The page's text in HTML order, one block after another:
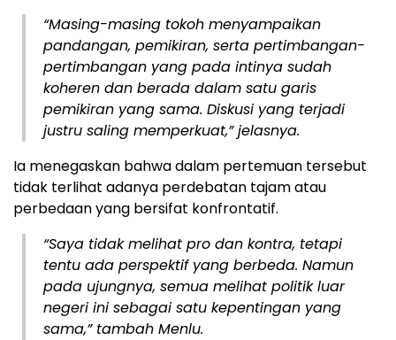
“Masing-masing tokoh menyampaikan
pandangan, pemikiran, serta pertimbangan-
pertimbangan yang pada intinya sudah
koheren dan berada dalam satu garis
pemikiran yang sama. Diskusi yang terjadi
justru saling memperkuat,” jelasnya.
Ia menegaskan bahwa dalam pertemuan tersebut
tidak terlihat adanya perdebatan tajam atau
perbedaan yang bersifat konfrontatif.
“Saya tidak melihat pro dan kontra, tetapi
tentu ada perspektif yang berbeda. Namun
pada ujungnya, semua melihat politik luar
negeri ini sebagai satu kepentingan yang
sama,” tambah Menlu.